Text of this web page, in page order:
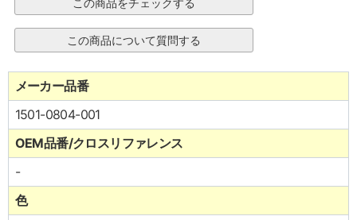
メーカー品番
1501-0804-001
OEM品番/クロスリファレンス
-
色